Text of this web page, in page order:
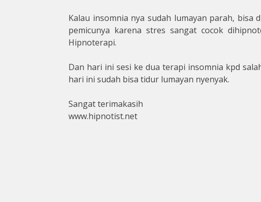
Kalau insomnia nya sudah lumayan parah,
pemicunya karena stres sangat cocok
Hipnoterapi.
Dan hari ini sesi ke dua terapi insomnia kpd
hari ini sudah bisa tidur lumayan nyenyak.
Sangat terimakasih
www.hipnotist.net